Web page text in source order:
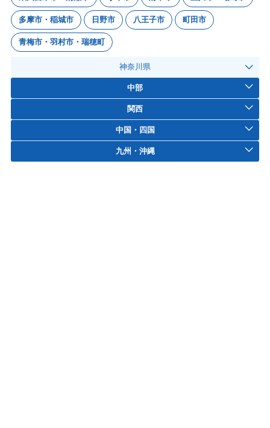
多摩市・稲城市 日野市 八王子市 町田市
青梅市・羽村市・瑞穂町
神奈川県
中部
関西
中国・四国
九州・沖縄